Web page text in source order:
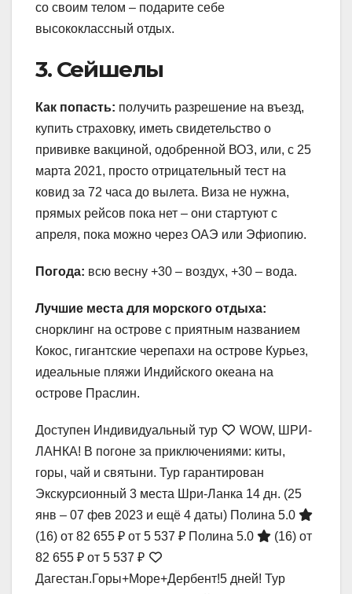
со своим телом – подарите себе
высококлассный отдых.
3. Сейшелы
Как попасть: получить разрешение на въезд,
купить страховку, иметь свидетельство о
прививке вакциной, одобренной ВОЗ, или, с 25
марта 2021, просто отрицательный тест на
ковид за 72 часа до вылета. Виза не нужна,
прямых рейсов пока нет – они стартуют с
апреля, пока можно через ОАЭ или Эфиопию.
Погода: всю весну +30 – воздух, +30 – вода.
Лучшие места для морского отдыха:
снорклинг на острове с приятным названием
Кокос, гигантские черепахи на острове Курьез,
идеальные пляжи Индийского океана на
острове Праслин.
Доступен Индивидуальный тур
WOW, ШРИ-
ЛАНКА! В погоне за приключениями: киты,
горы, чай и святыни. Тур гарантирован
Экскурсионный 3 места Шри-Ланка 14 дн. (25
янв – 07 фев 2023 и ещё 4 даты) Полина 5.0
(16) от 82 655 ₽ от 5 537 ₽ Полина 5.0 (16) от
82 655 ₽ от 5 537 ₽
Дагестан.Горы+Море+Дербент!5 дней! Тур